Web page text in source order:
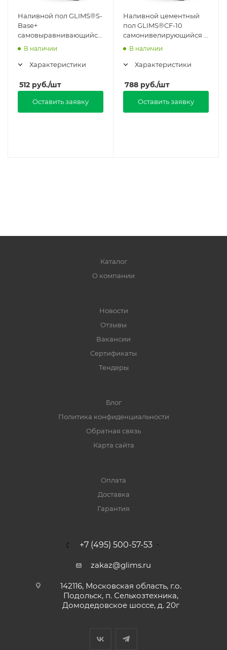
Наливной пол GLIMS®S-
Base+
самовыравнивающийся
в Москве
В наличии
Характеристики
512 руб./шт
Оставить заявку
Наливной цементный
пол GLIMS®CF-10
самонивелирующийся в
Москве
В наличии
Характеристики
788 руб./шт
Оставить заявку
Каталог
О компании
Новости
Отзывы
Вакансии
Сертификаты
Тендеры
Блог
Политика конфиденциальности
Обратная связь
Карта сайта
Оплата
Доставка
Гарантия
+7 (495) 500-57-53
zakaz@glims.ru
142116, Московская область, г.о.
Подольск, п. Сельхозтехника,
Домодедовское шоссе, д. 20г